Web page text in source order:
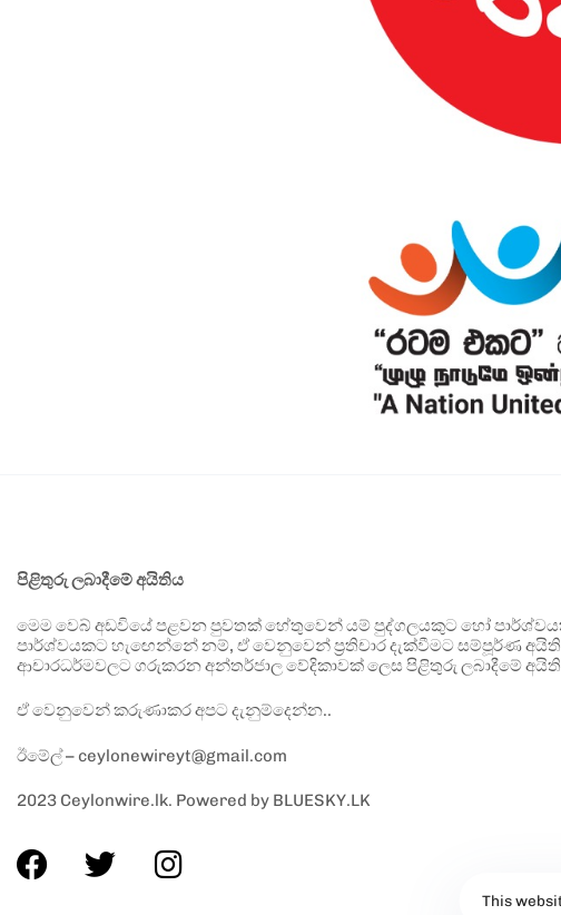
පිළිතුරු ලබාදීමේ අයිතිය
මෙම වෙබ් අඩවියේ පළවන පුවතක් හේතුවෙන් යම් පුද්ගලයකුට හෝ
පාර්ශ්වයකට හැඟෙන්නේ නම්, ඒ වෙනුවෙන් ප්‍රතිචාර දැක්වීමට සම්පූර්ණ
ආචාරධර්මවලට ගරුකරන අන්තර්ජාල වේදිකාවක් ලෙස පිළිතුරු ලබාදීමේ
ඒ වෙනුවෙන් කරුණාකර අපට දැනුම්දෙන්න..
ඊමේල් – ceylonewireyt@gmail.com
2023 Ceylonwire.lk. Powered by BLUESKY.LK
This